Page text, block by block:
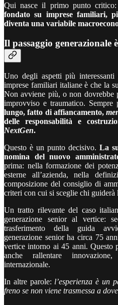
Qui nasce il primo punto
fondato su imprese familiari,
diventa una variabile
Il passaggio generazionale
Uno degli aspetti più
imprese familiari italiane è che la
Non avviene più, o non dovrebbe
improvviso e traumatico. Sempre
lungo, fatto di affiancamento,
delle responsabilità e
NextGen.
Questo è un punto decisivo. La
nomina del nuovo
prima: nella formazione dei
esterne all’azienda, nella
composizione del consiglio di
criteri con cui si sceglie chi guiderà
Un tratto rilevante del caso
generazione senior al vertice:
trasferimento della guida
generazione senior ha circa 75
vertice intorno ai 45 anni. Questo
anche rallentare
internazionale.
In altre parole: l’esperienza è un
freno se non viene trasmessa a